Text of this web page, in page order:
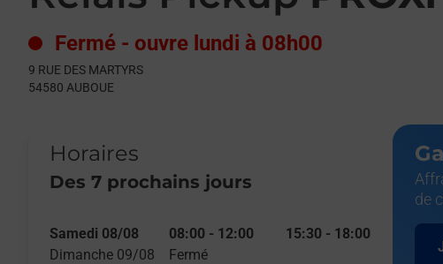
Fermé - ouvre lundi à 08h00
9 RUE DES MARTYRS
54580 AUBOUE
Horaires
Des 7 prochains jours
Samedi 08/08 08:00 - 12:00 15:30 - 18:00
Dimanche 09/08
Fermé
de